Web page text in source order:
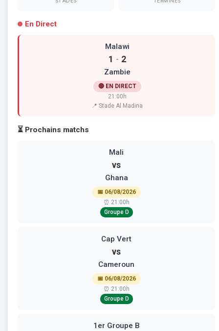
En Direct
Malawi
1 - 2
Zambie
🔴 EN DIRECT
21:00h
📍 Stade Al Madina
⏳ Prochains matchs
Mali
vs
Ghana
📅 06/08/2026
⏰ 21:00h
Groupe D
Cap Vert
vs
Cameroun
📅 06/08/2026
⏰ 21:00h
Groupe D
1er Groupe B